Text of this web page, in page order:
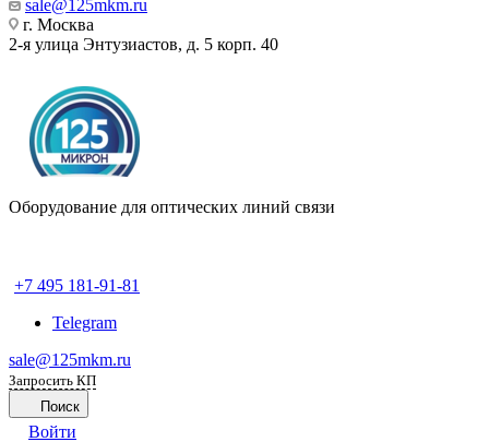
sale@125mkm.ru
г. Москва
2-я улица Энтузиастов, д. 5 корп. 40
Оборудование для оптических линий связи
+7 495 181-91-81
Telegram
sale@125mkm.ru
Запросить КП
Поиск
Войти